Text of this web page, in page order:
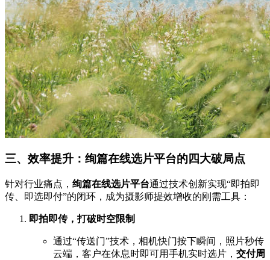
三、效率提升：绚篇在线选片平台的四大破局点
针对行业痛点， 绚篇在线选片平台通过技术创新实现“即拍即
传、即选即付”的闭环，成为摄影师提效增收的刚需工具：
即拍即传，打破时空限制
通过“传送门”技术，相机快门按下瞬间，照片秒传
云端，客户在休息时即可用手机实时选片， 交付周